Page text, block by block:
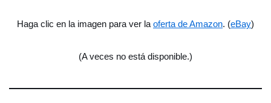
Haga clic en la imagen para ver la oferta de Amazon. (eBay)
(A veces no está disponible.)